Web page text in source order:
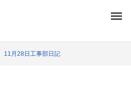
11月28日工事部日記